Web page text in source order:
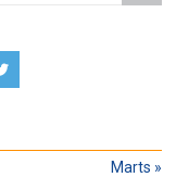
Marts »